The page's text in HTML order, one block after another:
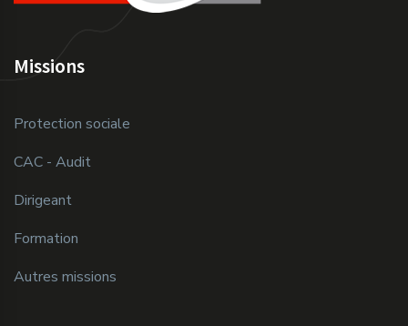
Missions
Protection sociale
CAC - Audit
Dirigeant
Formation
Autres missions